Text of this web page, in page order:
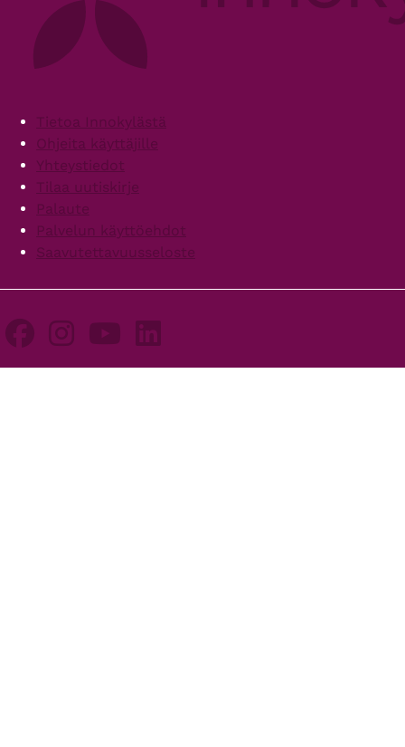
FooterTietoa Innokylästä
Ohjeita käyttäjille
Yhteystiedot
Tilaa uutiskirje
Palaute
Palvelun käyttöehdot
Saavutettavuusseloste